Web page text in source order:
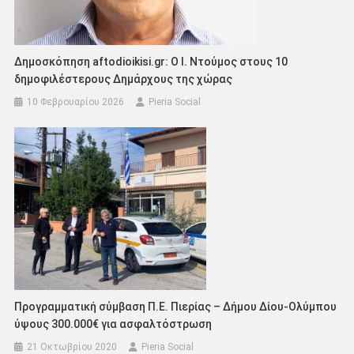
Δημοσκόπηση aftodioikisi.gr: Ο Ι. Ντούμος στους 10
δημοφιλέστερους Δημάρχους της χώρας
10 Φεβρουαρίου 2026 Pieria Social
Προγραμματική σύμβαση Π.Ε. Πιερίας – Δήμου Δίου-Ολύμπου
ύψους 300.000€ για ασφαλτόστρωση
21 Οκτωβρίου 2020 Pieria Social